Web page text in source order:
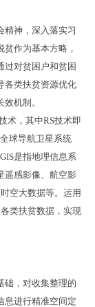
神，深入落实习
作为基本方略，
过对贫困户和贫困
各类扶贫资源优化
机制。
术，其中RS技术即
球导航卫星系统
是指地理信息系
遥感影像、航空影
空大数据等。运用
类扶贫数据，实现
，对收集整理的
息进行精准空间定